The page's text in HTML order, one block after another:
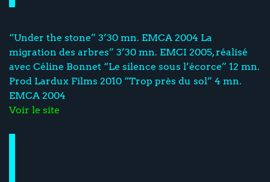
“Under the stone” 3’30 mn. EMCA 2004 La
migration des arbres” 3’30 mn. EMCI 2005, réalisé
avec Céline Bonnet “Le silence sous l’écorce” 12 mn.
Prod Lardux Films 2010 “Trop près du sol” 4 mn.
EMCA 2004
Voir le site